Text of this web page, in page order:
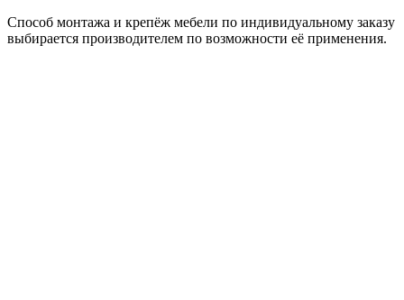
Способ монтажа и крепёж мебели по индивидуальному заказу
выбирается производителем по возможности её применения.